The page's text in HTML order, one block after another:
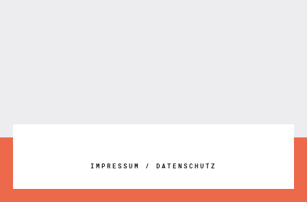
IMPRESSUM / DATENSCHUTZ